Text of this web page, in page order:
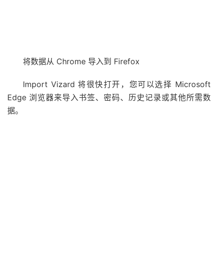
将数据从 Chrome 导入到 Firefox
Import Vizard 将很快打开，您可以选择 Microsoft
Edge 浏览器来导入书签、密码、历史记录或其他所需数
据。